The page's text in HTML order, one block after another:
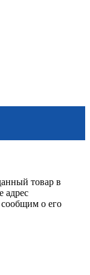
товар в
адрес
о его